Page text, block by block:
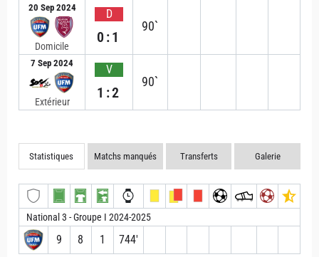
20 Sep 2024
Domicile
D
0:1
90`
7 Sep 2024
Extérieur
V
1:2
90`
Statistiques Matchs manqués Transferts Galerie
National 3 - Groupe I 2024-2025
9 8 1 744′